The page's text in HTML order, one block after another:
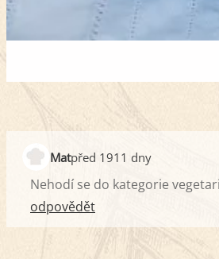
Matpřed 1911 dny
Nehodí se do kategorie
odpovědět